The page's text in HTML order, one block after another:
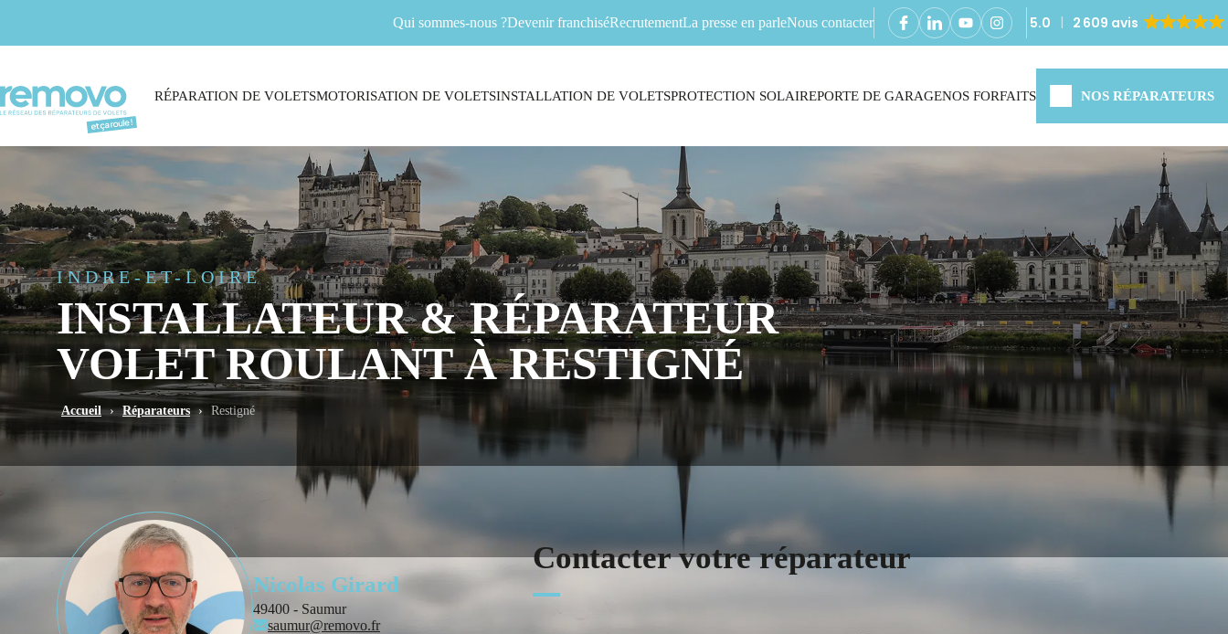
Qui sommes-nous ?Devenir franchiséRecrutementLa presse en parleNous contacter 5.0 2 609 avis
RÉPARATION DE VOLETSMOTORISATION DE VOLETSINSTALLATION DE VOLETSPROTECTION SOLAIREPORTE DE GARAGENOS FORFAITS NOS RÉPARATEURS
INDRE-ET-LOIRE
INSTALLATEUR & RÉPARATEUR
VOLET ROULANT À RESTIGNÉ
Accueil › Réparateurs › Restigné
Nicolas Girard
49400 - Saumur
saumur@removo.fr
Contacter votre réparateur